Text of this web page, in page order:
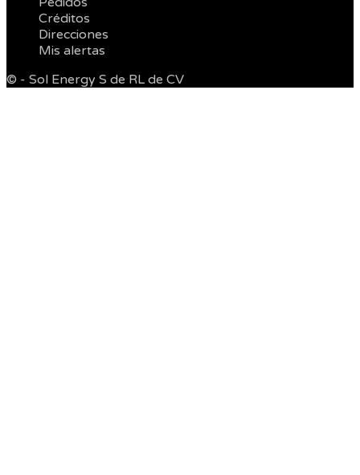
Créditos
Direcciones
Mis alertas
© - Sol Energy S de RL de CV